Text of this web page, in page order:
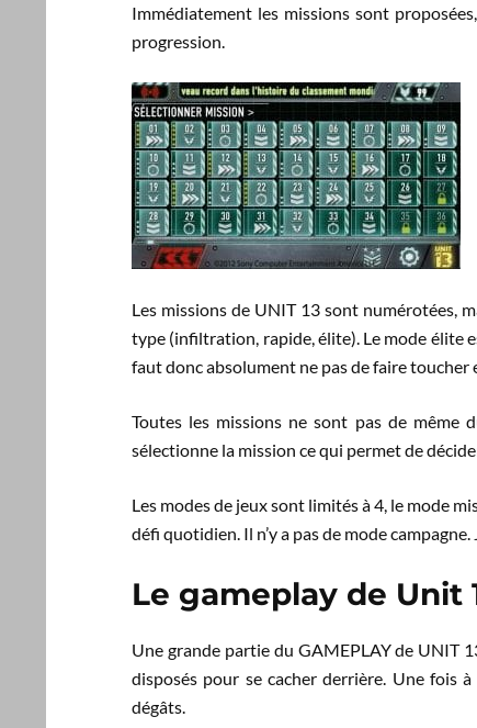
Immédiatement les missions sont
progression.
Les missions de UNIT 13 sont numérotées,
type (infiltration, rapide, élite). Le mode élite
faut donc absolument ne pas de faire toucher
Toutes les missions ne sont pas de même
sélectionne la mission ce qui permet de
Les modes de jeux sont limités à 4, le mode
défi quotidien. Il n’y a pas de mode
Le gameplay de Unit
Une grande partie du GAMEPLAY de UNIT
disposés pour se cacher derrière. Une fois
dégâts.